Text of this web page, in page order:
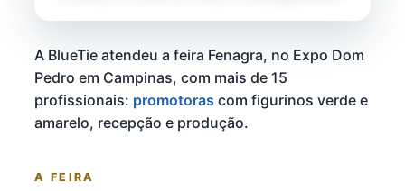
A BlueTie atendeu a feira Fenagra, no Expo Dom
Pedro em Campinas, com mais de 15
profissionais: promotoras com figurinos verde e
amarelo, recepção e produção.
A FEIRA